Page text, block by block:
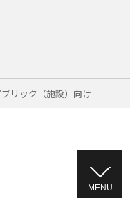
リック（施設）向け
MENU